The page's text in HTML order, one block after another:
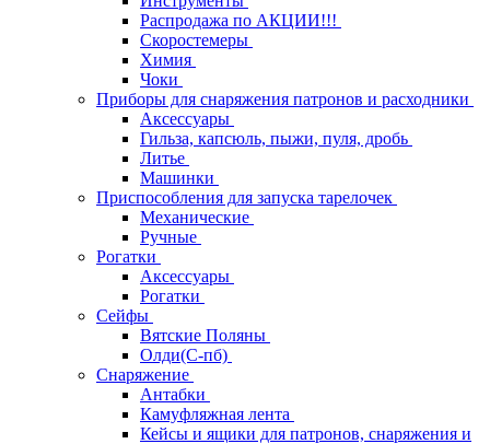
Распродажа по АКЦИИ!!!
Скоростемеры
Химия
Чоки
Приборы для снаряжения патронов и расходники
Аксессуары
Гильза, капсюль, пыжи, пуля, дробь
Литье
Машинки
Приспособления для запуска тарелочек
Механические
Ручные
Рогатки
Аксессуары
Рогатки
Сейфы
Вятские Поляны
Олди(С-пб)
Снаряжение
Антабки
Камуфляжная лента
Кейсы и ящики для патронов, снаряжения и